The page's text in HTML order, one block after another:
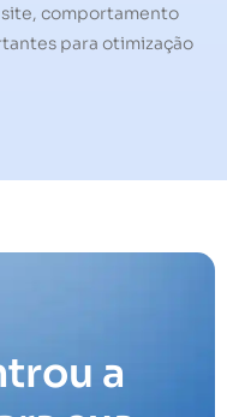
comportamento
para otimização
a